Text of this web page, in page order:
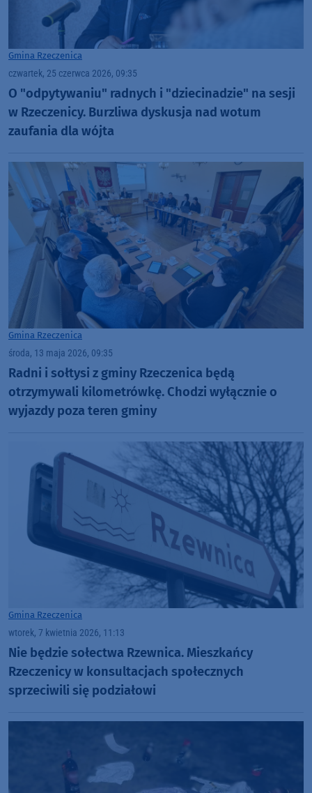
Gmina Rzeczenica
czwartek, 25 czerwca 2026, 09:35
O "odpytywaniu" radnych i "dziecinadzie" na sesji
w Rzeczenicy. Burzliwa dyskusja nad wotum
zaufania dla wójta
Gmina Rzeczenica
środa, 13 maja 2026, 09:35
Radni i sołtysi z gminy Rzeczenica będą
otrzymywali kilometrówkę. Chodzi wyłącznie o
wyjazdy poza teren gminy
Gmina Rzeczenica
wtorek, 7 kwietnia 2026, 11:13
Nie będzie sołectwa Rzewnica. Mieszkańcy
Rzeczenicy w konsultacjach społecznych
sprzeciwili się podziałowi